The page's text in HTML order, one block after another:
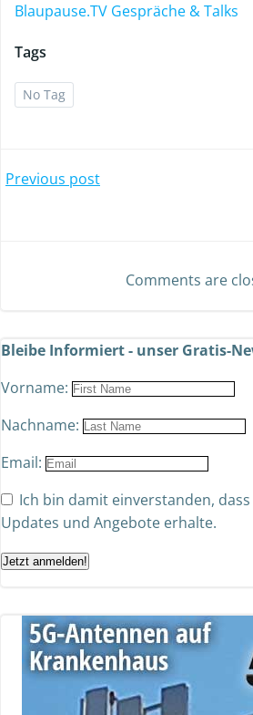
Blaupause.TV Gespräche & Talks
Tags
No Tag
Previous post
Comments are
Bleibe Informiert - unser Gratis-
Vorname:
Nachname:
Email:
Ich bin damit einverstanden, dass
Updates und Angebote erhalte.
Jetzt anmelden!